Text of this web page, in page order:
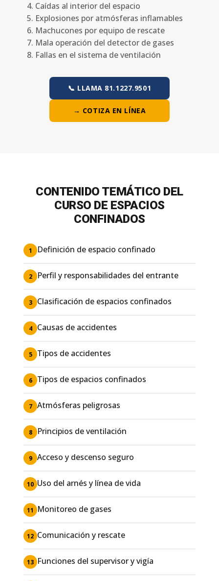
Caídas al interior del espacio
Explosiones por atmósferas inflamables
Machucones por equipo de rescate
Mala operación del detector de gases
Fallas en el sistema de ventilación
📞 LLAMA 81.1227.9501
→ COTIZA EN LÍNEA
CONTENIDO TEMÁTICO DEL
CURSO DE ESPACIOS
CONFINADOS
1 Definición de espacio confinado
2 Perfil y responsabilidades del entrante
3 Clasificación de espacios confinados
4 Causas de accidentes
5 Tipos de accidentes
6 Tipos de espacios confinados
7 Atmósferas peligrosas
8 Principios de ventilación
9 Acceso y descenso seguro
10 Uso del arnés y línea de vida
11 Monitoreo de gases
12 Comunicación y rescate
13 Funciones del supervisor y vigía